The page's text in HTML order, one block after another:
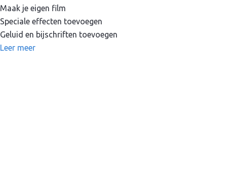
Maak je eigen film
Speciale effecten toevoegen
Geluid en bijschriften toevoegen
Leer meer